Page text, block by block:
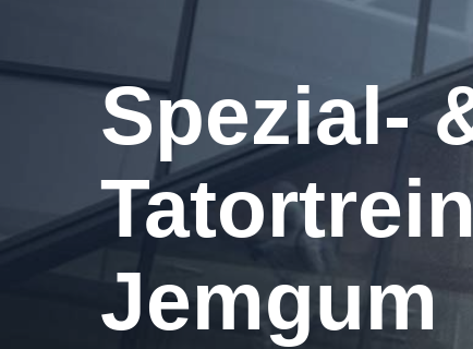
Spezial-
Jemgum